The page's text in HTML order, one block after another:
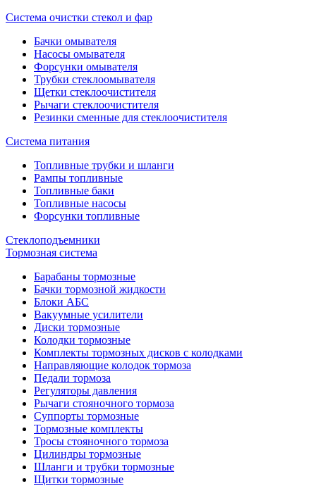
Система очистки стекол и фар
Бачки омывателя
Насосы омывателя
Форсунки омывателя
Трубки стеклоомывателя
Щетки стеклоочистителя
Рычаги стеклоочистителя
Резинки сменные для стеклоочистителя
Система питания
Топливные трубки и шланги
Рампы топливные
Топливные баки
Топливные насосы
Форсунки топливные
Стеклоподъемники
Тормозная система
Барабаны тормозные
Бачки тормозной жидкости
Блоки АБС
Вакуумные усилители
Диски тормозные
Колодки тормозные
Комплекты тормозных дисков с колодками
Направляющие колодок тормоза
Педали тормоза
Регуляторы давления
Рычаги стояночного тормоза
Суппорты тормозные
Тормозные комплекты
Тросы стояночного тормоза
Цилиндры тормозные
Шланги и трубки тормозные
Щитки тормозные